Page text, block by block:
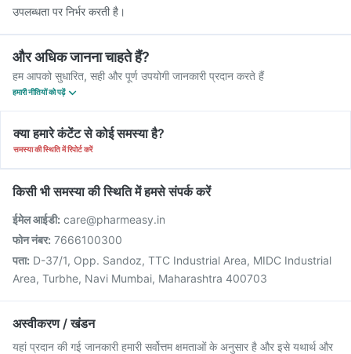
उपलब्धता पर निर्भर करती है।
और अधिक जानना चाहते हैं?
हम आपको सुधारित, सही और पूर्ण उपयोगी जानकारी प्रदान करते हैं
हमारी नीतियों को पढ़ें
क्या हमारे कंटेंट से कोई समस्या है?
समस्या की स्थिति में रिपोर्ट करें
किसी भी समस्या की स्थिति में हमसे संपर्क करें
ईमेल आईडी: care@pharmeasy.in
फोन नंबर: 7666100300
पता: D-37/1, Opp. Sandoz, TTC Industrial Area, MIDC Industrial
Area, Turbhe, Navi Mumbai, Maharashtra 400703
अस्वीकरण / खंडन
यहां प्रदान की गई जानकारी हमारी सर्वोत्तम क्षमताओं के अनुसार है और इसे यथार्थ और